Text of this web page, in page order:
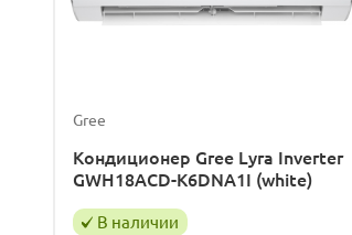
Gree
Кондиционер Gree Lyra Inverter
GWH18ACD-K6DNA1I (white)
В наличии